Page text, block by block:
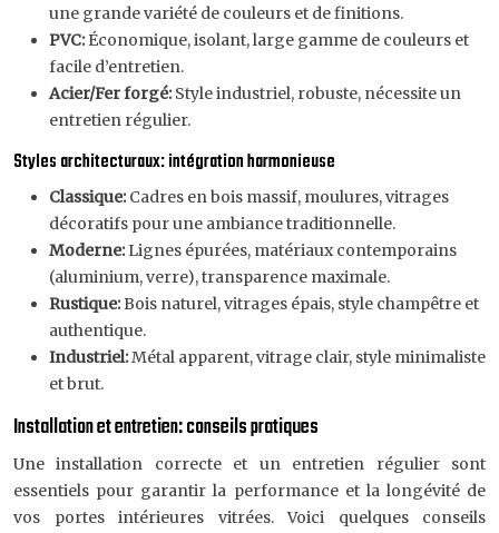
une grande variété de couleurs et de finitions.
PVC:Économique, isolant, large gamme de couleurs et
facile d’entretien.
Acier/Fer forgé:Style industriel, robuste, nécessite un
entretien régulier.
Styles architecturaux: intégration harmonieuse
Classique:Cadres en bois massif, moulures, vitrages
décoratifs pour une ambiance traditionnelle.
Moderne:Lignes épurées, matériaux contemporains
(aluminium, verre), transparence maximale.
Rustique:Bois naturel, vitrages épais, style champêtre et
authentique.
Industriel:Métal apparent, vitrage clair, style minimaliste
et brut.
Installation et entretien: conseils pratiques
Une installation correcte et un entretien régulier sont
essentiels pour garantir la performance et la longévité de
vos portes intérieures vitrées. Voici quelques conseils